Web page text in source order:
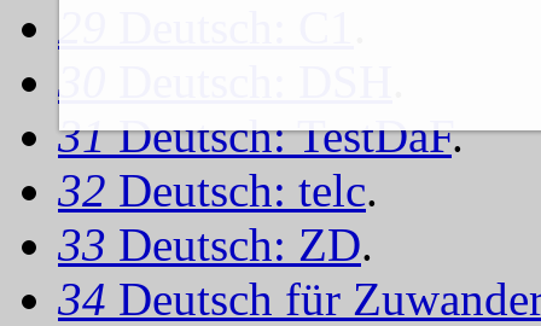
29
30
31Deutsch: TestDaF.
32 Deutsch: telc.
33 Deutsch: ZD.
34 Deutsch für